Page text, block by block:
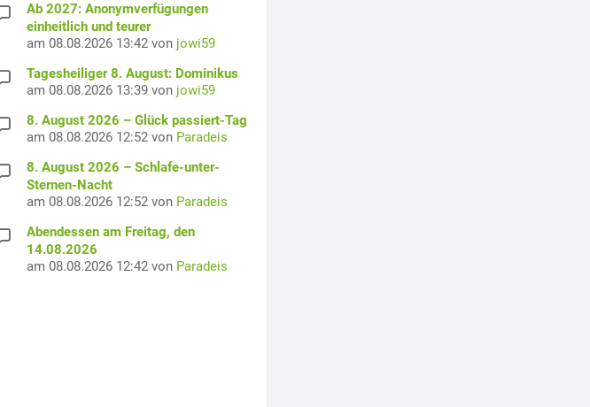
Ab 2027: Anonymverfügungen
einheitlich und teurer
am 08.08.2026 13:42 von jowi59
Tagesheiliger 8. August: Dominikus
am 08.08.2026 13:39 von jowi59
8. August 2026 – Glück passiert-Tag
am 08.08.2026 12:52 von Paradeis
8. August 2026 – Schlafe-unter-
Sternen-Nacht
am 08.08.2026 12:52 von Paradeis
Abendessen am Freitag, den
14.08.2026
am 08.08.2026 12:42 von Paradeis